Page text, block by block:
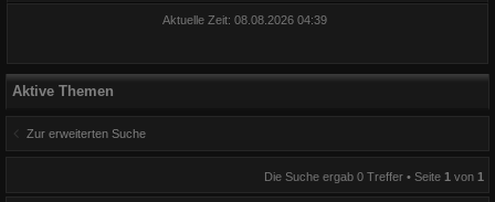
Aktuelle Zeit: 08.08.2026 04:39
Aktive Themen
Zur erweiterten Suche
Die Suche ergab 0 Treffer • Seite 1 von 1